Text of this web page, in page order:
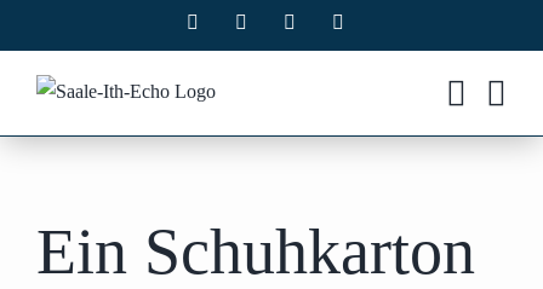
Inhalt
springen
Facebook Instagram
Ein Schuhkarton